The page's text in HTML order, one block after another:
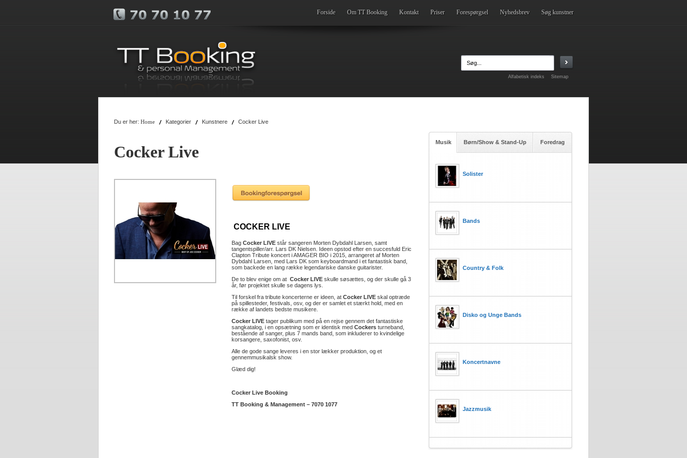
Forside Om TT Booking Kontakt Priser Forespørgsel Nyhedsbrev Søg kunstner
Alfabetisk indeks Sitemap
Du er her: Home Kategorier Kunstnere Cocker Live
Cocker Live
COCKER LIVE
Bag Cocker LIVE står sangeren Morten Dybdahl Larsen, samt
tangentspiller/arr. Lars DK Nielsen. Ideen opstod efter en succesfuld Eric
Clapton Tribute koncert i AMAGER BIO i 2015, arrangeret af Morten
Dybdahl Larsen, med Lars DK som keyboardmand i et fantastisk band,
som backede en lang række legendariske danske guitarister.
De to blev enige om at Cocker LIVE skulle søsættes, og der skulle gå 3
år, før projektet skulle se dagens lys.
Til forskel fra tribute koncerterne er ideen, at Cocker LIVE skal optræde
på spillesteder, festivals, osv, og der er samlet et stærkt hold, med en
række af landets bedste musikere.
Cocker LIVE tager publikum med på en rejse gennem det fantastiske
sangkatalog, i en opsætning som er identisk med Cockers turneband,
bestående af sanger, plus 7 mands band, som inkluderer to kvindelige
korsangere, saxofonist, osv.
Alle de gode sange leveres i en stor lækker produktion, og et
gennemmusikalsk show.
Glæd dig!
Cocker Live Booking
TT Booking & Management – 7070 1077
Musik Børn/Show & Stand-Up Foredrag
Solister
Bands
Country & Folk
Disko og Unge Bands
Koncertnavne
Jazzmusik